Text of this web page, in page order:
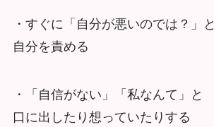
・すぐに「自分が悪いのでは？」と
自分を責める
・「自信がない」「私なんて」と
口に出したり想っていたりする